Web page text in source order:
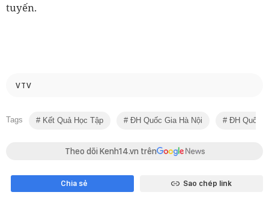
tuyến.
VTV
Tags Kết Quả Học Tập ĐH Quốc Gia Hà Nội ĐH Quốc
Theo dõi Kenh14.vn trên
Chia sẻ Sao chép link